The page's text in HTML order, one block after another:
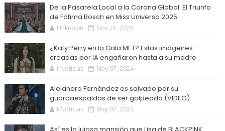
De la Pasarela Local a la Corona Global: El Triunfo
de Fátima Bosch en Miss Universo 2025
Unknown Nov 21, 2025
¿Katy Perry en la Gala MET? Estas imágenes
creadas por IA engañaron hasta a su madre
I-Noticias May 07, 2024
Alejandro Fernández es salvado por su
guardaespaldas de ser golpeado (VIDEO)
I-Noticias May 07, 2024